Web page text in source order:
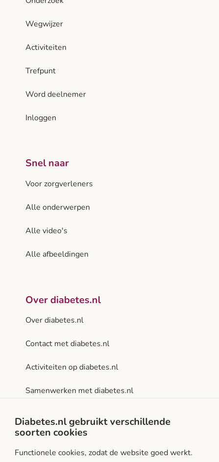
Wegwijzer
Activiteiten
Trefpunt
Word deelnemer
Inloggen
Snel naar
Voor zorgverleners
Alle onderwerpen
Alle video's
Alle afbeeldingen
Over diabetes.nl
Over diabetes.nl
Contact met diabetes.nl
Activiteiten op diabetes.nl
Samenwerken met diabetes.nl
Diabetes.nl gebruikt verschillende
soorten cookies
Functionele cookies, zodat de website goed werkt.